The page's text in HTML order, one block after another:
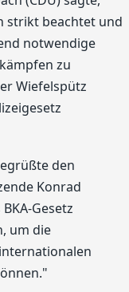
strikt beachtet und
notwendige
zu
Wiefelspütz
den
Konrad
Gesetz
um die